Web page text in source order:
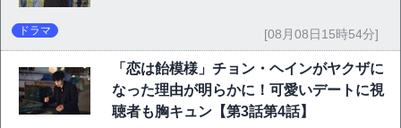
ドラマ [08月08日15時54分]
「恋は飴模様」チョン・ヘインがヤクザに
なった理由が明らかに！可愛いデートに視
聴者も胸キュン【第3話第4話】